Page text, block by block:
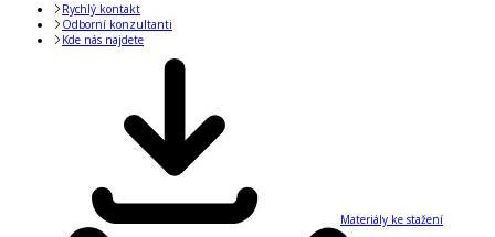
Rychlý kontakt
Odborní konzultanti
Kde nás najdete
Materiály ke stažení